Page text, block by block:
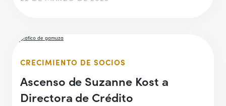
CRECIMIENTO DE SOCIOS
Ascenso de Suzanne Kost a
Directora de Crédito